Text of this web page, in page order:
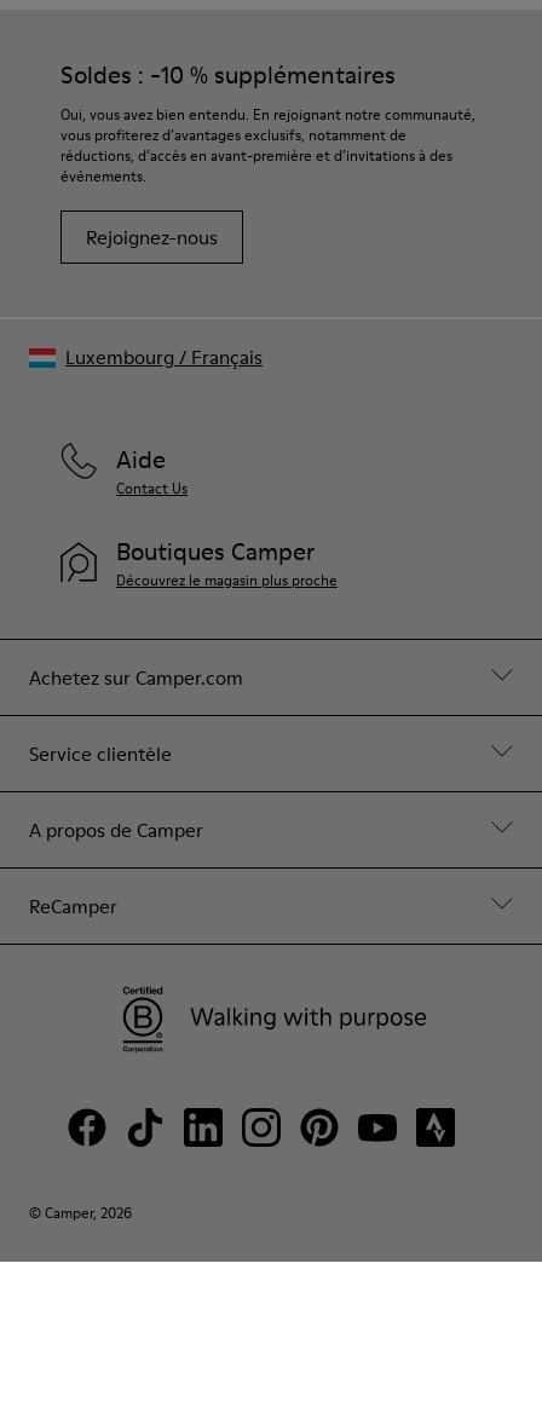
Soldes : -10 % supplémentaires
Oui, vous avez bien entendu. En rejoignant notre communauté,
vous profiterez d’avantages exclusifs, notamment de
réductions, d’accès en avant-première et d’invitations à des
événements.
Rejoignez-nous
Achetez sur Camper.com
Service clientèle
A propos de Camper
ReCamper
Aide
Contact Us
Boutiques Camper
Découvrez le magasin plus proche
© Camper, 2026
Luxembourg / Français